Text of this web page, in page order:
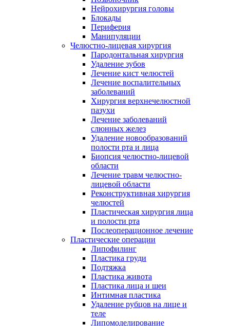
Нейрохирургия головы
Блокады
Периферия
Манипуляции
Челюстно-лицевая хирургия
Пародонтальная хирургия
Удаление зубов
Лечение кист челюстей
Лечение воспалительных
заболеваний
Хирургия верхнечелюстной
пазухи
Лечение заболеваний
слюнных желез
Удаление новообразований
полости рта и лица
Биопсия челюстно-лицевой
области
Лечение травм челюстно-
лицевой области
Реконструктивная хирургия
челюстей
Пластическая хирургия лица
и полости рта
Послеоперационное лечение
Пластические операции
Липофилинг
Пластика груди
Подтяжка
Пластика живота
Пластика лица и шеи
Интимная пластика
Удаление рубцов на лице и
теле
Липомоделирование